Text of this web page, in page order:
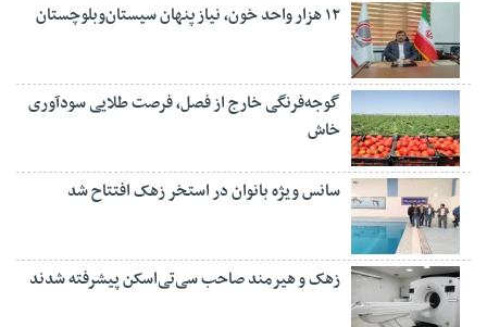
۱۲ هزار واحد خون، نیاز پنهان سیستان‌وبلوچستان
گوجه‌فرنگی خارج از فصل، فرصت طلایی سودآوری
خاش
سانس ویژه بانوان در استخر زهک افتتاح شد
زهک و هیرمند صاحب سی‌تی‌اسکن پیشرفته شدند